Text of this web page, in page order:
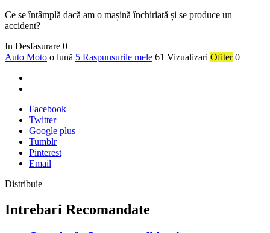
Ce se întâmplă dacă am o mașină închiriată și se produce un
accident?
In Desfasurare 0
Auto Moto o lună 5 Raspunsurile mele 61 Vizualizari Ofiter 0
Facebook
Twitter
Google plus
Tumblr
Pinterest
Email
Distribuie
Intrebari Recomandate